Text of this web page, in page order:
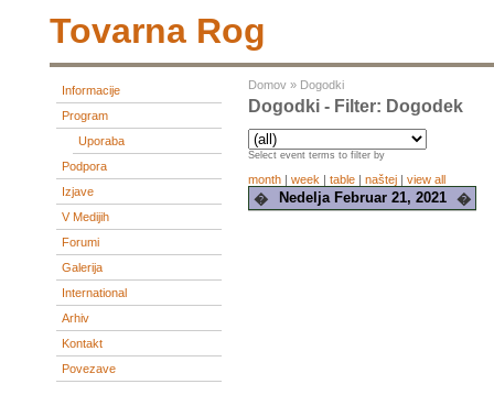
Tovarna Rog
Informacije
Program
Uporaba
Podpora
Izjave
V Medijih
Forumi
Galerija
International
Arhiv
Kontakt
Povezave
Domov » Dogodki
Dogodki - Filter: Dogodek
Select event terms to filter by
month | week | table | naštej | view all
� Nedelja Februar 21, 2021 �